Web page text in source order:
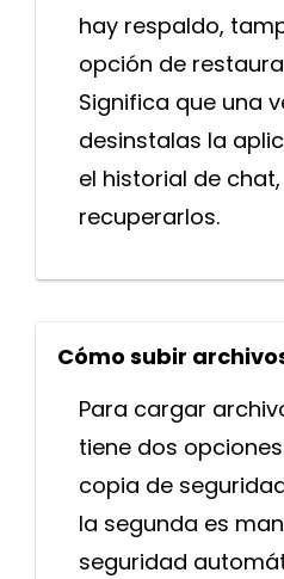
hay respaldo,
opción de
Significa que una
desinstalas la
el historial de
recuperarlos.
Cómo subir
Para cargar
tiene dos
copia de
la segunda es
seguridad